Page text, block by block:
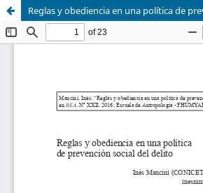
Reglas y obediencia en una política de